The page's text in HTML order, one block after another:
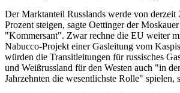
Der Marktanteil Russlands werde von derzeit
Prozent steigen, sagte Oettinger der
"Kommersant". Zwar rechne die EU weiter
Nabucco-Projekt einer Gasleitung vom
würden die Transitleitungen für russisches
und Weißrussland für den Westen auch "in
Jahrzehnten die wesentlichste Rolle" spielen,